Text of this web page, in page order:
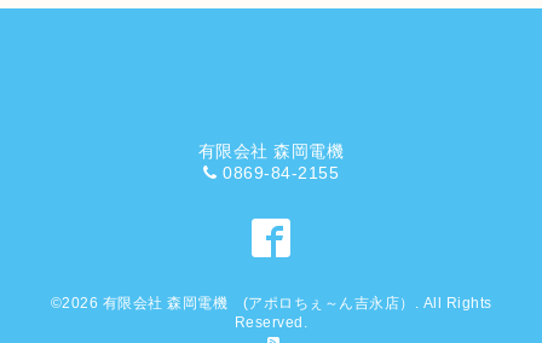
有限会社 森岡電機
0869-84-2155
©2026 有限会社 森岡電機 (アポロちぇ～ん吉永店）
. All Rights
Reserved.